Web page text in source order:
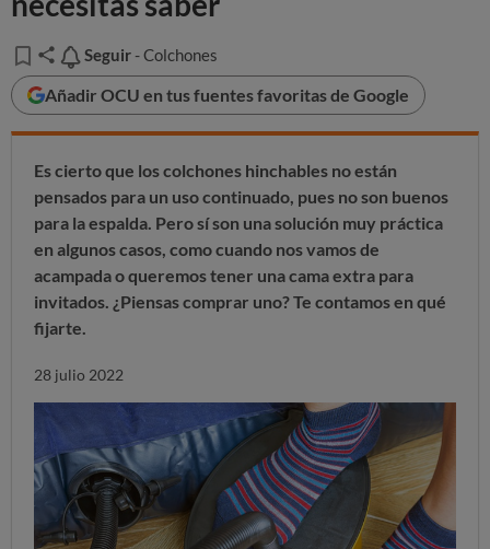
Seguir
Seguir - Colchones
Añadir OCU en tus fuentes favoritas de Google
Es cierto que los colchones hinchables no están
pensados para un uso continuado, pues no son buenos
para la espalda. Pero sí son una solución muy práctica
en algunos casos, como cuando nos vamos de
acampada o queremos tener una cama extra para
invitados. ¿Piensas comprar uno? Te contamos en qué
fijarte.
28 julio 2022